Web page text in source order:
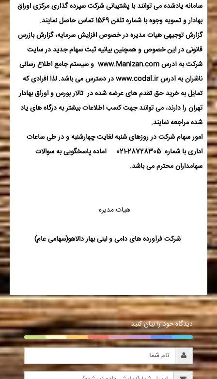
سامانه یادشده می توانند با پشتیبانی شرکت سپرده گذاری مرکزی اوراق
بهادار و تسویه وجوه با شماره تلفن 1569 تماس حاصل نمایند.
گزارش توجیهی هیات مدیره در خصوص افزایش سرمایه، گزارش بازرس
قانونی در این خصوص و همچنین بیانیه ثبت سهام جدید در سایت
شرکت به آدرسwww.Manizan.com و سیستم جامع اطلاع رسانی
ناشران به آدرسwww.codal.irدر دسترس می باشد. لذا افرادی که
تمایل به خرید حق تقدم های عرضه شده در تالار بورس و اوراق بهادار
تهران را دارند، می توانند جهت کسب اطلاعات بیشتر به درگاه های یاد
شده مراجعه نمایند.
امور سهام شرکت در روزهای شنبه لغایت چهارشنبه و در طی ساعات
اداری با شماره 28728305-021 آماده پاسخگویی به سوالات
سهامداران محترم می باشد.
هیات مدیره
شرکت فرآورده های دامی و لبنی بهار دالاهو(سهامی عام)
دیدگاه خود را بیان کنید